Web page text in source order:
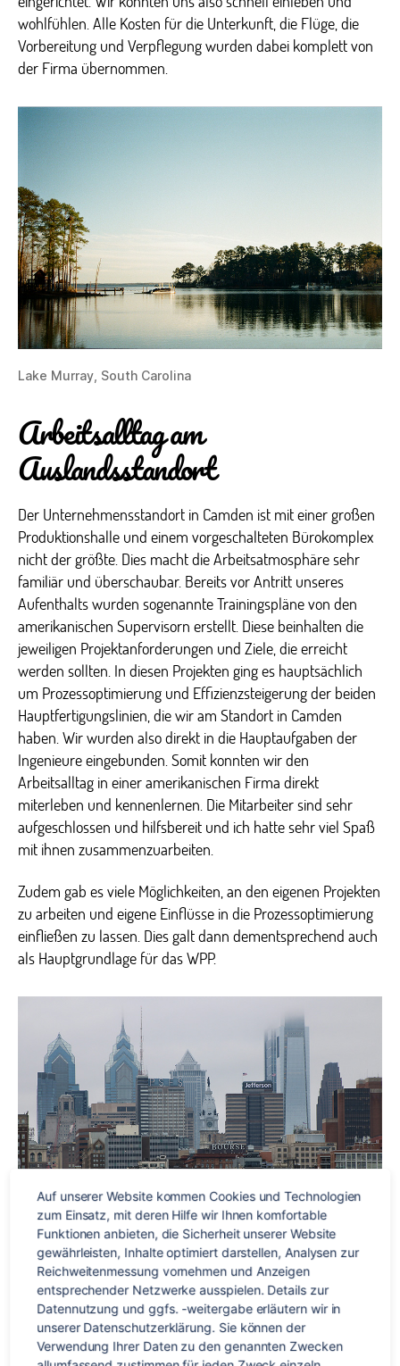
wohlfühlen. Alle Kosten für die Unterkunft, die Flüge, die
Vorbereitung und Verpflegung wurden dabei komplett von
der Firma übernommen.
Lake Murray, South Carolina
Arbeitsalltag am
Auslandsstandort
Der Unternehmensstandort in Camden ist mit einer großen
Produktionshalle und einem vorgeschalteten Bürokomplex
nicht der größte. Dies macht die Arbeitsatmosphäre sehr
familiär und überschaubar. Bereits vor Antritt unseres
Aufenthalts wurden sogenannte Trainingspläne von den
amerikanischen Supervisorn erstellt. Diese beinhalten die
jeweiligen Projektanforderungen und Ziele, die erreicht
werden sollten. In diesen Projekten ging es hauptsächlich
um Prozessoptimierung und Effizienzsteigerung der beiden
Hauptfertigungslinien, die wir am Standort in Camden
haben. Wir wurden also direkt in die Hauptaufgaben der
Ingenieure eingebunden. Somit konnten wir den
Arbeitsalltag in einer amerikanischen Firma direkt
miterleben und kennenlernen. Die Mitarbeiter sind sehr
aufgeschlossen und hilfsbereit und ich hatte sehr viel Spaß
mit ihnen zusammenzuarbeiten.
Zudem gab es viele Möglichkeiten, an den eigenen Projekten
zu arbeiten und eigene Einflüsse in die Prozessoptimierung
einfließen zu lassen. Dies galt dann dementsprechend auch
als Hauptgrundlage für das WPP.
Camden bietet eine bunte Mischung aus Kultur,
Freizeitangeboten und einzigartiger Gastfreundschaft.
South Carolina Insights:
Auf unserer Website kommen Cookies und Technologien
zum Einsatz, mit deren Hilfe wir Ihnen komfortable
Funktionen anbieten, die Sicherheit unserer Website
gewährleisten, Inhalte optimiert darstellen, Analysen zur
Reichweitenmessung vornehmen und Anzeigen
entsprechender Netzwerke ausspielen. Details zur
Datennutzung und ggfs. -weitergabe erläutern wir in
unserer Datenschutzerklärung. Sie können der
Verwendung Ihrer Daten zu den genannten Zwecken